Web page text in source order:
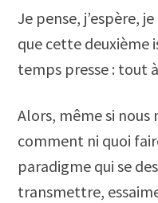
Je pense, j’espère,
que cette deuxième
temps presse : tout
Alors, même si nous
comment ni quoi
paradigme qui se
transmettre,